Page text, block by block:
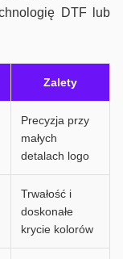
DTF lub
Zalety
Precyzja przy
małych
detalach logo
Trwałość i
doskonałe
krycie kolorów